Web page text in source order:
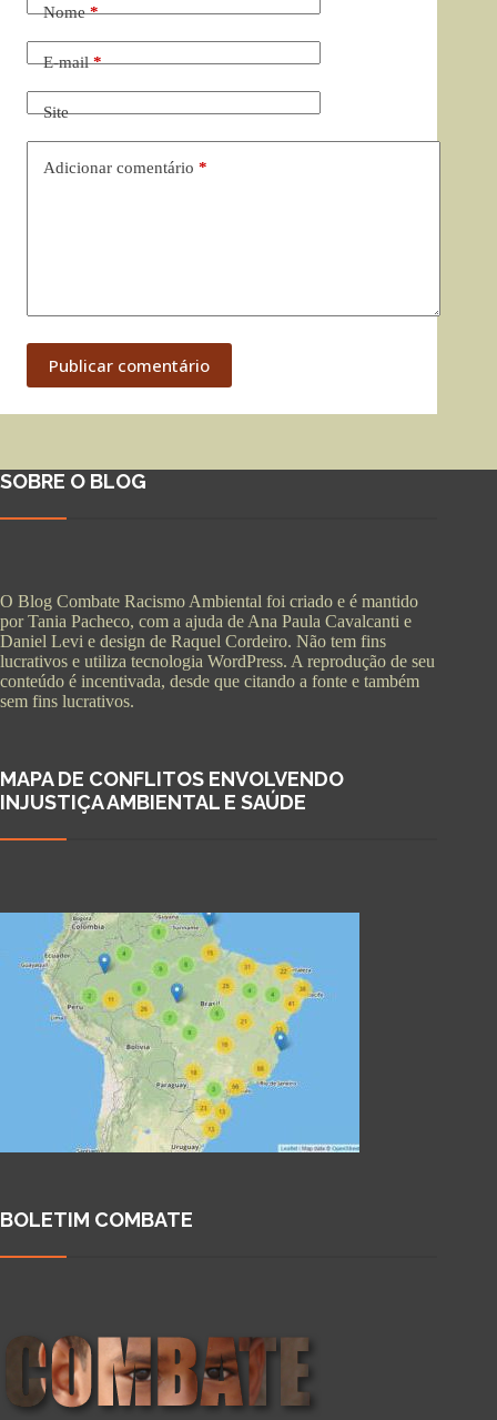
Nome*
E-mail*
Site
Adicionar comentário *
Publicar comentário
SOBRE O BLOG
O Blog Combate Racismo Ambiental foi criado e é mantido
por Tania Pacheco, com a ajuda de Ana Paula Cavalcanti e
Daniel Levi e design de Raquel Cordeiro. Não tem fins
lucrativos e utiliza tecnologia WordPress. A reprodução de seu
conteúdo é incentivada, desde que citando a fonte e também
sem fins lucrativos.
MAPA DE CONFLITOS ENVOLVENDO
INJUSTIÇA AMBIENTAL E SAÚDE
BOLETIM COMBATE